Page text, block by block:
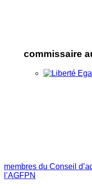
commissaire
membres du Conseil
l’AGFPN